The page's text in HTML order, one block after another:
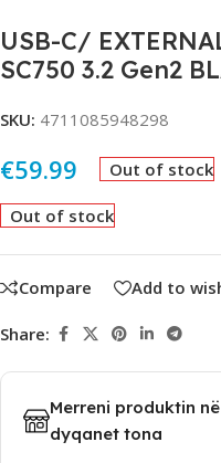
USB-C/
SC750 3.2 Gen2
SKU: 4711085948298
€59.99 Out of stock
Out of stock
Compare Add to
Share:
Merreni produktin në
dyqanet tona